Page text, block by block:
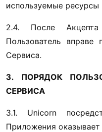
используемые ресурсы
2.4. После Акцепта
Пользователь вправе
Сервиса.
3. ПОРЯДОК
СЕРВИСА
3.1. Unicorn
Приложения